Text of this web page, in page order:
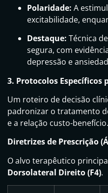
Polaridade: A
excitabilidade,
Destaque: Técnica
segura, com
depressão e
3. Protocolos Específicos
Um roteiro de decisão
padronizar o tratamento
e a relação custo-benefício.
Diretrizes de Prescrição
O alvo terapêutico
Dorsolateral Direito (F4).